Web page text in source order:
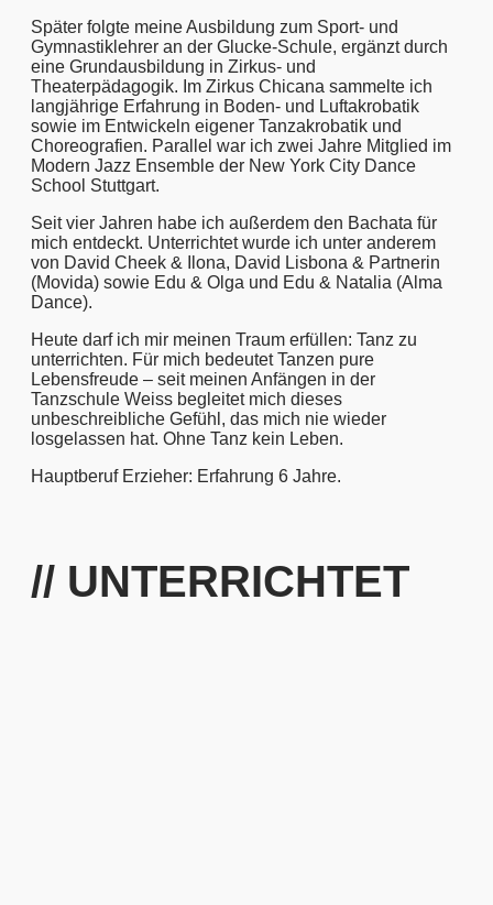
Später folgte meine Ausbildung zum Sport- und
Gymnastiklehrer an der Glucke-Schule, ergänzt durch
eine Grundausbildung in Zirkus- und
Theaterpädagogik. Im Zirkus Chicana sammelte ich
langjährige Erfahrung in Boden- und Luftakrobatik
sowie im Entwickeln eigener Tanzakrobatik und
Choreografien. Parallel war ich zwei Jahre Mitglied im
Modern Jazz Ensemble der New York City Dance
School Stuttgart.
Seit vier Jahren habe ich außerdem den Bachata für
mich entdeckt. Unterrichtet wurde ich unter anderem
von David Cheek & Ilona, David Lisbona & Partnerin
(Movida) sowie Edu & Olga und Edu & Natalia (Alma
Dance).
Heute darf ich mir meinen Traum erfüllen: Tanz zu
unterrichten. Für mich bedeutet Tanzen pure
Lebensfreude – seit meinen Anfängen in der
Tanzschule Weiss begleitet mich dieses
unbeschreibliche Gefühl, das mich nie wieder
losgelassen hat. Ohne Tanz kein Leben.
Hauptberuf Erzieher: Erfahrung 6 Jahre.
// UNTERRICHTET